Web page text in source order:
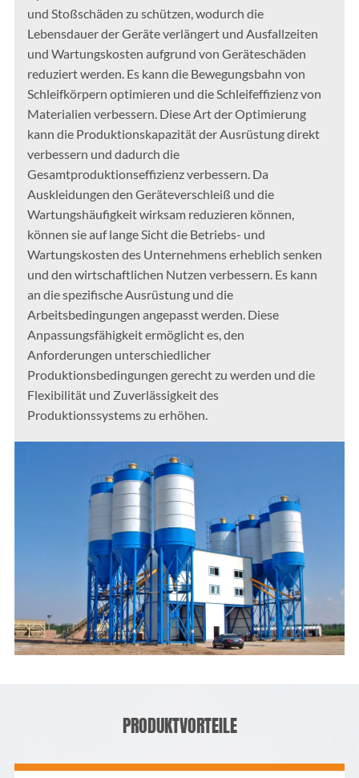
und Stoßschäden zu schützen, wodurch die
Lebensdauer der Geräte verlängert und Ausfallzeiten
und Wartungskosten aufgrund von Geräteschäden
reduziert werden. Es kann die Bewegungsbahn von
Schleifkörpern optimieren und die Schleifeffizienz von
Materialien verbessern. Diese Art der Optimierung
kann die Produktionskapazität der Ausrüstung direkt
verbessern und dadurch die
Gesamtproduktionseffizienz verbessern. Da
Auskleidungen den Geräteverschleiß und die
Wartungshäufigkeit wirksam reduzieren können,
können sie auf lange Sicht die Betriebs- und
Wartungskosten des Unternehmens erheblich senken
und den wirtschaftlichen Nutzen verbessern. Es kann
an die spezifische Ausrüstung und die
Arbeitsbedingungen angepasst werden. Diese
Anpassungsfähigkeit ermöglicht es, den
Anforderungen unterschiedlicher
Produktionsbedingungen gerecht zu werden und die
Flexibilität und Zuverlässigkeit des
Produktionssystems zu erhöhen.
PRODUKTVORTEILE